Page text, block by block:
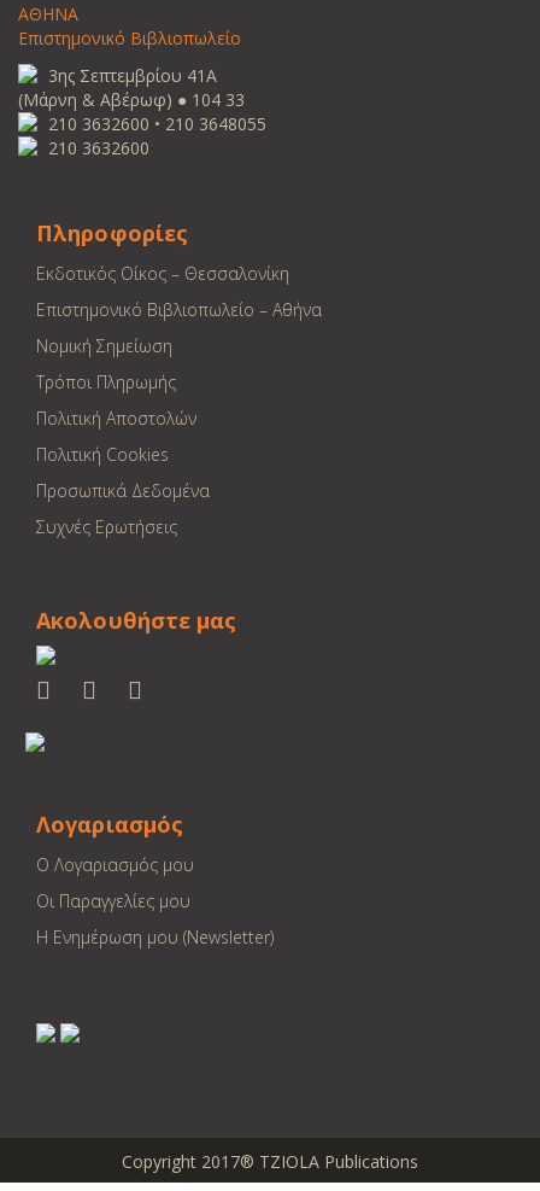
ΑΘΗΝΑ
Επιστημονικό Βιβλιοπωλείο
3ης Σεπτεμβρίου 41Α
(Μάρνη & Αβέρωφ) ● 104 33
210 3632600 • 210 3648055
210 3632600
Πληροφορίες
Εκδοτικός Οίκος – Θεσσαλονίκη
Επιστημονικό Βιβλιοπωλείο – Αθήνα
Νομική Σημείωση
Τρόποι Πληρωμής
Πολιτική Αποστολών
Πολιτική Cookies
Προσωπικά Δεδομένα
Συχνές Ερωτήσεις
Ακολουθήστε μας
Λογαριασμός
Ο Λογαριασμός μου
Οι Παραγγελίες μου
Η Ενημέρωση μου (Newsletter)
Copyright 2017® TZIOLA Publications